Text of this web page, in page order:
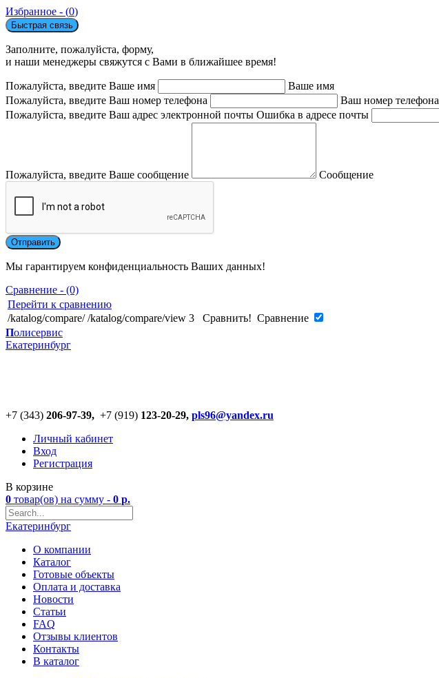
Избранное - (0)
Быстрая связь
Заполните, пожалуйста, форму,
и наши менеджеры свяжутся с Вами в ближайшее время!
Пожалуйста, введите Ваше имя
Ваше имя
Пожалуйста, введите Ваш номер телефона
Ваш номер телефона
Пожалуйста, введите Ваш адрес электронной почты Ошибка в адресе почты
Пожалуйста, введите Ваше сообщение Сообщение
Мы гарантируем конфиденциальность Ваших данных!
Сравнение - (0)
Перейти к сравнению
/katalog/compare/ /katalog/compare/view 3 Сравнить! Cравнение
Полисервис
Екатеринбург
+7 (343) 206-97-39, +7 (919) 123-20-29, pls96@yandex.ru
Личный кабинет
Вход
Регистрация
В корзине
0 товар(ов) на сумму - 0 р.
Екатеринбург
О компании
Каталог
Готовые объекты
Оплата и доставка
Новости
Статьи
FAQ
Отзывы клиентов
Контакты
В каталог